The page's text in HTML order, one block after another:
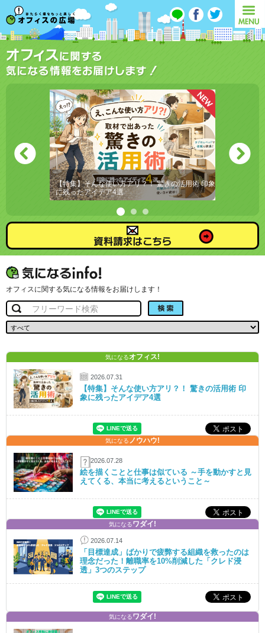
オフィスの広場 MENU
【特集】そんな使い方アリ？！ 驚きの活用術 印象
に残ったアイデア4選
資料請求はこちら
オフィスに関する気になる情報をお届けします！
検索
気になるオフィス!
2026.07.31
【特集】そんな使い方アリ？！ 驚きの活用術 印
象に残ったアイデア4選
気になる ノウハウ!
2026.07.28
絵を描くことと仕事は似ている ～手を動かすと見
えてくる、本当に考えるということ～
気になるワダイ!
2026.07.14
「目標達成」ばかりで疲弊する組織を救ったのは
理念だった！離職率を10%削減した「クレド浸
透」3つのステップ
気になるワダイ!